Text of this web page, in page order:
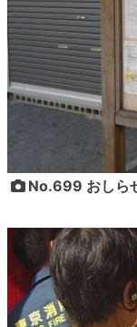
No.699 おしら